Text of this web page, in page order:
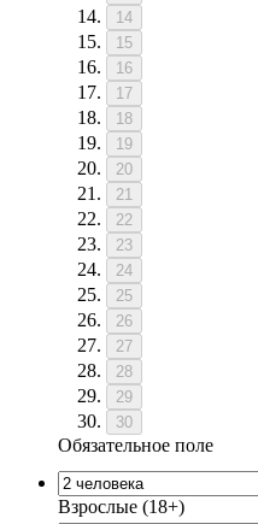
14
15
16
17
18
19
20
21
22
23
24
25
26
27
28
29
30
Обязательное поле
Взрослые (18+)